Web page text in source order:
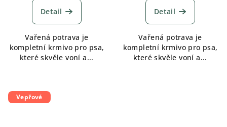
Detail
Vařená potrava je
kompletní krmivo pro psa,
které skvěle voní a...
Detail
Vařená potrava je
kompletní krmivo pro psa,
které skvěle voní a...
Vepřové